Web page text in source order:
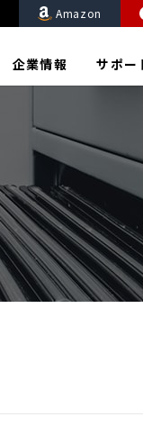
Amazon
企業情報 サポー